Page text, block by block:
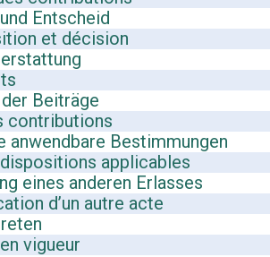
Entscheid
et décision
Beiträge
contributions
anwendbare Bestimmungen
applicables
eines anderen Erlasses
d’un autre acte
vigueur